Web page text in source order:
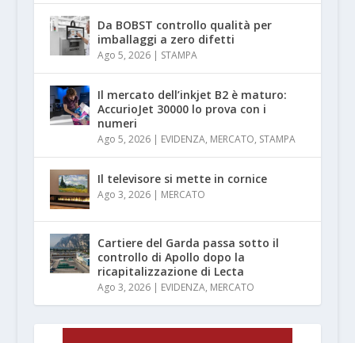
Da BOBST controllo qualità per
imballaggi a zero difetti
Ago 5, 2026| STAMPA
Il mercato dell’inkjet B2 è maturo:
AccurioJet 30000 lo prova con i
numeri
Ago 5, 2026| EVIDENZA, MERCATO, STAMPA
Il televisore si mette in cornice
Ago 3, 2026| MERCATO
Cartiere del Garda passa sotto il
controllo di Apollo dopo la
ricapitalizzazione di Lecta
Ago 3, 2026| EVIDENZA, MERCATO